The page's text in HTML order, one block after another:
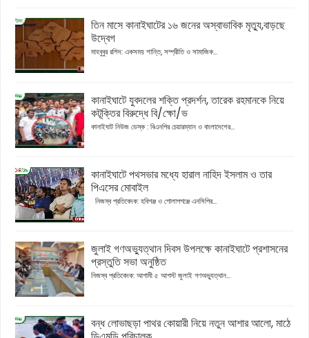
তিন মাসে কানাইঘাটের ১৬ জনের অস্বাভাবিক মৃত্যু,বাড়ছে
উদ্বেগ
মাহবুবুর রশিদ: একসময় শান্তি, সম্প্রীতি ও সামাজিক...
কানাইঘাটে যুবদলের শক্তি প্রদর্শন, তারেক রহমানকে নিয়ে
কটূক্তির বিরুদ্ধে বি/ক্ষো/ভ
কানাইঘাট নিউজ ডেস্ক : বিএনপির চেয়ারম্যান ও বাংলাদেশের...
কানাইঘাটে পথসভার মধ্যে হারাল নাহিদ ইসলাম ও তার
পিএসের মোবাইল
নিজস্ব প্রতিবেদক: হবিগঞ্জ ও গোলাপগঞ্জে এনসিপির...
জুলাই গণঅভ্যুত্থান দিবস উপলক্ষে কানাইঘাটে প্রশাসনের
প্রস্তুতি সভা অনুষ্ঠিত
নিজস্ব প্রতিবেদক: আগামী ৫ আগস্ট জুলাই গণঅভ্যুত্থান...
বন্ধ লোভাছড়া পাথর কোয়ারী নিয়ে নতুন আশার আলো, মাঠে